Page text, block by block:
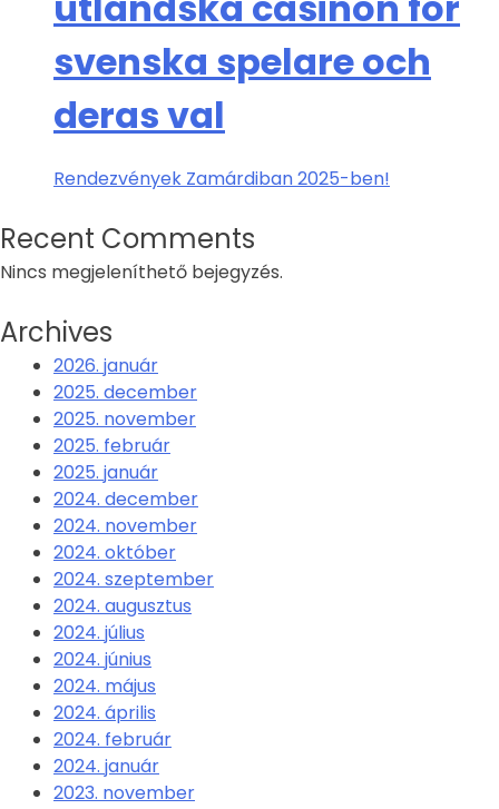
svenska spelare och
deras val
Rendezvények Zamárdiban 2025-ben!
Recent Comments
Nincs megjeleníthető bejegyzés.
Archives
2026. január
2025. december
2025. november
2025. február
2025. január
2024. december
2024. november
2024. október
2024. szeptember
2024. augusztus
2024. július
2024. június
2024. május
2024. április
2024. február
2024. január
2023. november